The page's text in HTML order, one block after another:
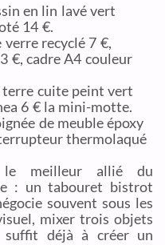
en lin lavé vert
14 €.
verre recyclé 7 €,
€, cadre A4 couleur
cuite peint vert
6 € la mini-motte.
de meuble époxy
thermolaqué
le meilleur allié du
: un tabouret bistrot
souvent sous les
mixer trois objets
suffit déjà à créer un